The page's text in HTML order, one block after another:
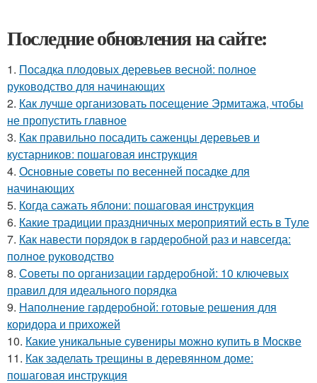
Последние обновления на сайте:
1. Посадка плодовых деревьев весной: полное
руководство для начинающих
2. Как лучше организовать посещение Эрмитажа, чтобы
не пропустить главное
3. Как правильно посадить саженцы деревьев и
кустарников: пошаговая инструкция
4. Основные советы по весенней посадке для
начинающих
5. Когда сажать яблони: пошаговая инструкция
6. Какие традиции праздничных мероприятий есть в Туле
7. Как навести порядок в гардеробной раз и навсегда:
полное руководство
8. Советы по организации гардеробной: 10 ключевых
правил для идеального порядка
9. Наполнение гардеробной: готовые решения для
коридора и прихожей
10. Какие уникальные сувениры можно купить в Москве
11. Как заделать трещины в деревянном доме:
пошаговая инструкция